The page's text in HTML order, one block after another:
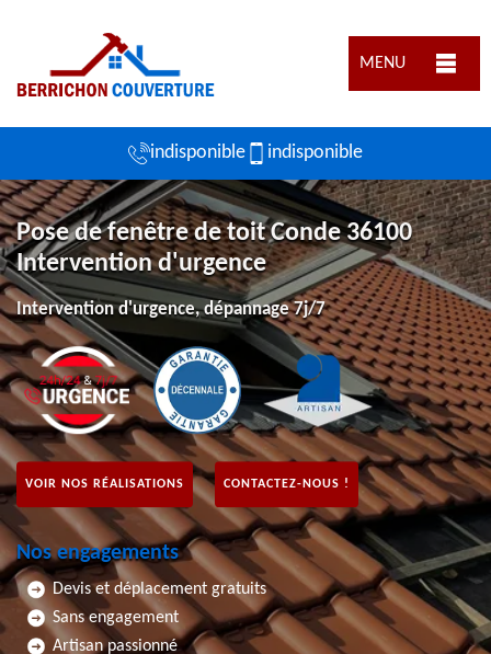
MENU
indisponible indisponible
Pose de fenêtre de toit Conde 36100
Intervention d'urgence
Intervention d'urgence, dépannage 7j/7
VOIR NOS RÉALISATIONS CONTACTEZ-NOUS !
Nos engagements
Devis et déplacement gratuits
Sans engagement
Artisan passionné